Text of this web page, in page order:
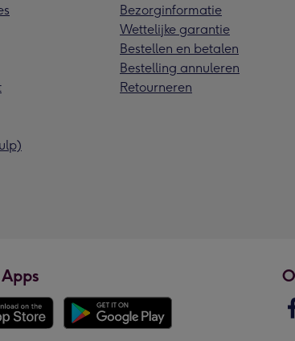
Bezorginformatie
Wettelijke garantie
Bestellen en betalen
Bestelling annuleren
Retourneren